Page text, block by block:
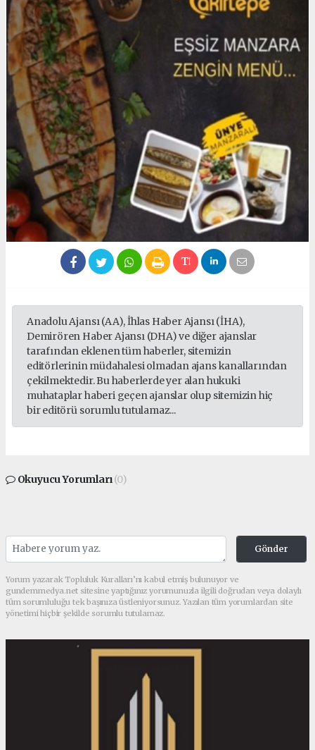
Anadolu Ajansı (AA), İhlas Haber Ajansı (İHA),
Demirören Haber Ajansı (DHA) ve diğer ajanslar
tarafından eklenen tüm haberler, sitemizin
editörlerinin müdahalesi olmadan ajans kanallarından
çekilmektedir. Bu haberlerde yer alan hukuki
muhataplar haberi geçen ajanslar olup sitemizin hiç
bir editörü sorumlu tutulamaz...
Okuyucu Yorumları(0)
Gönder
Yorum yazarak Topluluk Kuralları’nı kabul etmiş bulunuyor ve
gundemmedya.net sitesine yaptığınız yorumunuzla ilgili doğrudan veya dolaylı
tüm sorumluluğu tek başınıza üstleniyorsunuz. Yazılan tüm yorumlardan site
yönetimi hiçbir şekilde sorumlu tutulamaz.